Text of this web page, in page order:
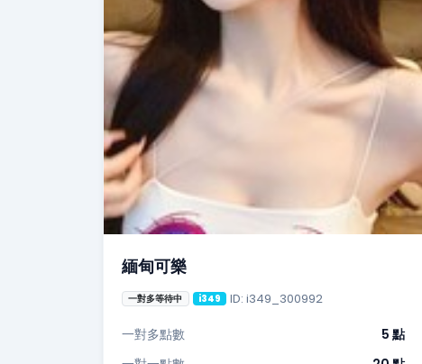
緬甸可樂
一對多等待中 i349 ID: i349_300992
一對多點數
5 點